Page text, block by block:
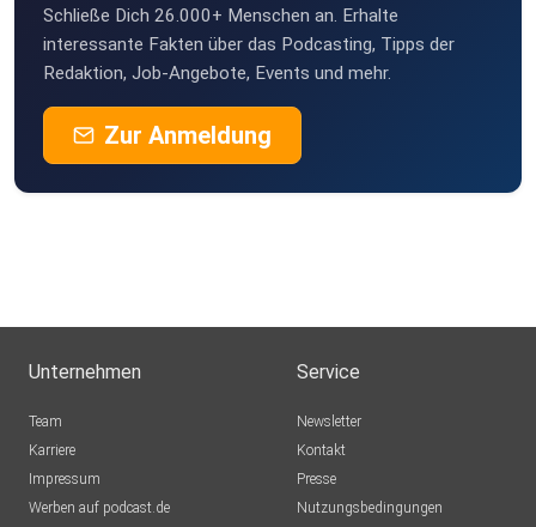
Schließe Dich 26.000+ Menschen an. Erhalte
interessante Fakten über das Podcasting, Tipps der
Redaktion, Job-Angebote, Events und mehr.
Zur Anmeldung
Unternehmen
Team
Karriere
Impressum
Werben auf podcast.de
Service
Newsletter
Kontakt
Presse
Nutzungsbedingungen